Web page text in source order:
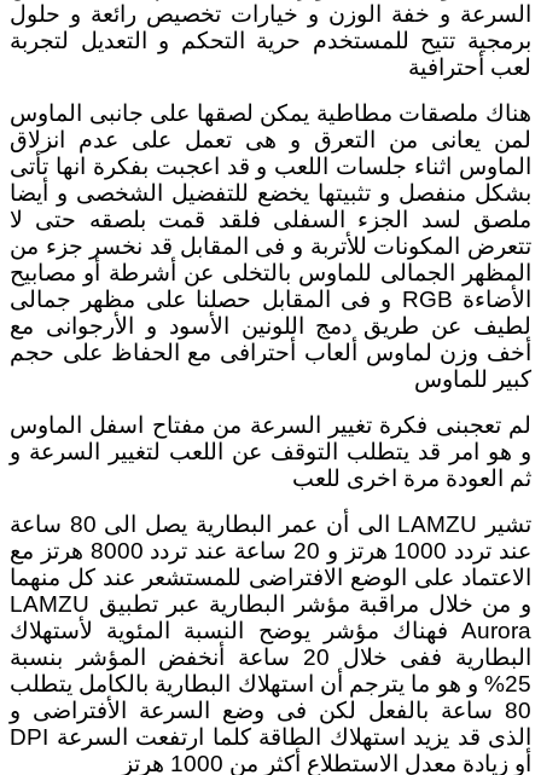
السرعة و خفة الوزن و خيارات تخصيص رائعة و حلول
برمجية تتيح للمستخدم حرية التحكم و التعديل لتجربة
لعب أحترافية
هناك ملصقات مطاطية يمكن لصقها على جانبى الماوس
لمن يعانى من التعرق و هى تعمل على عدم انزلاق
الماوس اثناء جلسات اللعب و قد اعجبت بفكرة انها تأتى
بشكل منفصل و تثبيتها يخضع للتفضيل الشخصى و أيضا
ملصق لسد الجزء السفلى فلقد قمت بلصقه حتى لا
تتعرض المكونات للأتربة و فى المقابل قد نخسر جزء من
المظهر الجمالى للماوس بالتخلى عن أشرطة أو مصابيح
الأضاءة RGB و فى المقابل حصلنا على مظهر جمالى
لطيف عن طريق دمج اللونين الأسود و الأرجوانى مع
أخف وزن لماوس ألعاب أحترافى مع الحفاظ على حجم
كبير للماوس
لم تعجبنى فكرة تغيير السرعة من مفتاح اسفل الماوس
و هو امر قد يتطلب التوقف عن اللعب لتغيير السرعة و
ثم العودة مرة اخرى للعب
تشير LAMZU الى أن عمر البطارية يصل الى 80 ساعة
عند تردد 1000 هرتز و 20 ساعة عند تردد 8000 هرتز مع
الاعتماد على الوضع الافتراضى للمستشعر عند كل منهما
و من خلال مراقبة مؤشر البطارية عبر تطبيق LAMZU
Aurora فهناك مؤشر يوضح النسبة المئوية لأستهلاك
البطارية ففى خلال 20 ساعة أنخفض المؤشر بنسبة
25% و هو ما يترجم أن استهلاك البطارية بالكامل يتطلب
80 ساعة بالفعل لكن فى وضع السرعة الأفتراضى و
الذى قد يزيد استهلاك الطاقة كلما ارتفعت السرعة DPI
أو زيادة معدل الاستطلاع أكثر من 1000 هرتز